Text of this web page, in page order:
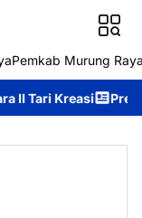
Pemkab Murung